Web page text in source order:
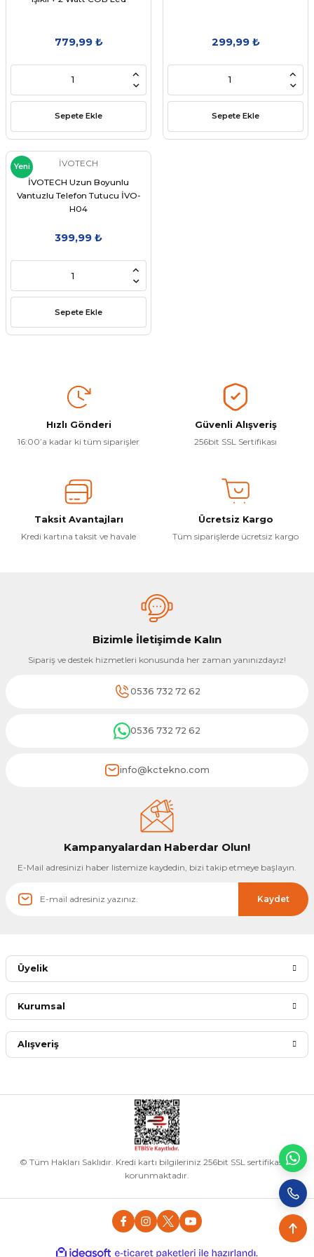
779,99 ₺
Sepete Ekle
299,99 ₺
Sepete Ekle
Yeni
İVOTECH
İVOTECH Uzun Boyunlu
Vantuzlu Telefon Tutucu İVO-
H04
399,99 ₺
Sepete Ekle
Hızlı Gönderi
16:00’a kadar ki tüm siparişler
Güvenli Alışveriş
256bit SSL Sertifikası
Taksit Avantajları
Kredi kartına taksit ve havale
Ücretsiz Kargo
Tüm siparişlerde ücretsiz kargo
Bizimle İletişimde Kalın
Sipariş ve destek hizmetleri konusunda her zaman yanınızdayız!
0536 732 72 62
0536 732 72 62
info@kctekno.com
Kampanyalardan Haberdar Olun!
E-Mail adresinizi haber listemize kaydedin, bizi takip etmeye başlayın.
Kaydet
Üyelik
Kurumsal
Alışveriş
© Tüm Hakları Saklıdır. Kredi kartı bilgileriniz 256bit SSL sertifikası ile
korunmaktadır.
ideasoft e-